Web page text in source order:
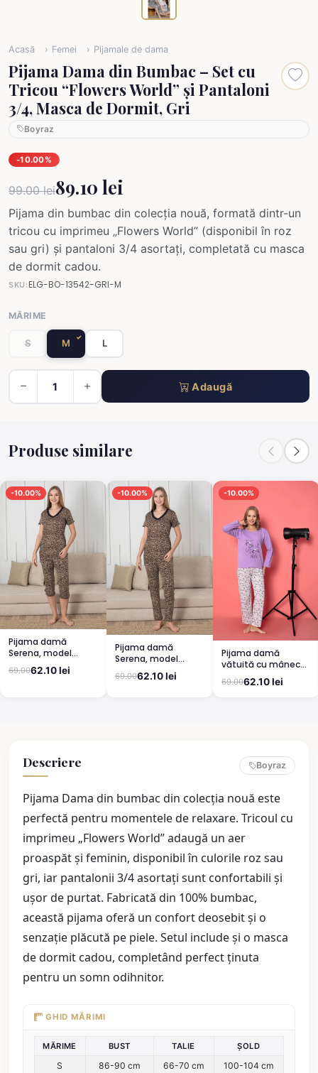
Acasă Femei Pijamale de dama
Pijama Dama din Bumbac – Set cu
Tricou “Flowers World” și Pantaloni
3/4, Masca de Dormit, Gri
Boyraz
-10.00%
99.00 lei89.10 lei
Pijama din bumbac din colecția nouă, formată dintr-un
tricou cu imprimeu „Flowers World” (disponibil în roz
sau gri) și pantaloni 3/4 asortați, completată cu masca
de dormit cadou.
SKU:ELG-BO-13542-GRI-M
MĂRIME
S M L
Adaugă
Produse similare
-10.00%
Pijama damă
Serena, model
leopard, mânecă
scurtă, pantaloni
69.0062.10 lei
-10.00%
Pijama damă
Serena, model
leopard, mânecă
scurtă, pantaloni
69.0062.10 lei
-10.00%
Pijama damă
vătuită cu mânecă
lungă și pantaloni
lungi din bumbac,
69.0062.10 lei
Descriere Boyraz
Pijama Dama din bumbac din colecția nouă este
perfectă pentru momentele de relaxare. Tricoul cu
imprimeu „Flowers World” adaugă un aer
proaspăt și feminin, disponibil în culorile roz sau
gri, iar pantalonii 3/4 asortați sunt confortabili și
ușor de purtat. Fabricată din 100% bumbac,
această pijama oferă un confort deosebit și o
senzație plăcută pe piele. Setul include și o masca
de dormit cadou, completând perfect ținuta
pentru un somn odihnitor.
GHID MĂRIMI
MĂRIME BUST TALIE ȘOLD
S 86-90 cm 66-70 cm 100-104 cm